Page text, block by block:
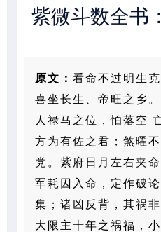
紫微斗数全书
原文： 看命不过明生
喜坐长生、帝旺之乡
人禄马之位，怕落空
方为有佐之君；煞曜
党。 紫府日月左右夹
军耗囚入命，定作破
集；诸凶反背，其祸非
大限主十年之祸福，